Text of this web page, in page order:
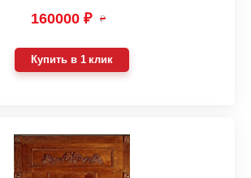
160000 ₽ ₽
Купить в 1 клик